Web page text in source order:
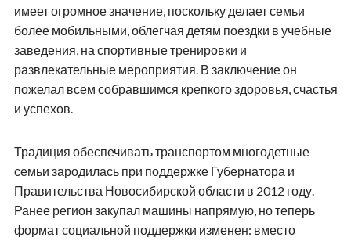
имеет огромное значение, поскольку делает семьи
более мобильными, облегчая детям поездки в учебные
заведения, на спортивные тренировки и
развлекательные мероприятия. В заключение он
пожелал всем собравшимся крепкого здоровья, счастья
и успехов.
Традиция обеспечивать транспортом многодетные
семьи зародилась при поддержке Губернатора и
Правительства Новосибирской области в 2012 году.
Ранее регион закупал машины напрямую, но теперь
формат социальной поддержки изменен: вместо